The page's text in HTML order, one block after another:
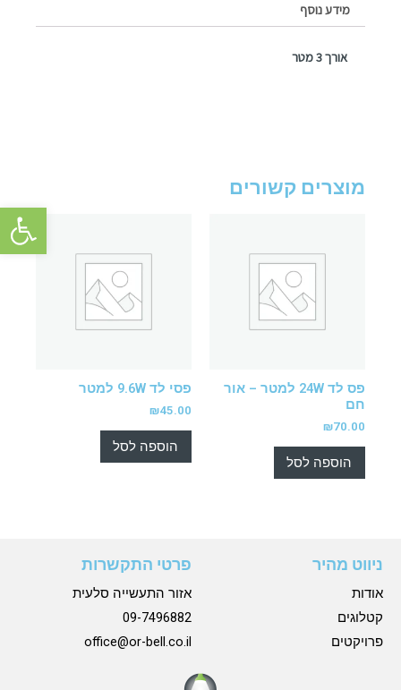
פתח
מידע נוסף
אורך 3 מטר
מוצרים קשורים
פס לד 24W למטר – אור
חם
₪70.00
הוספה לסל
פסי לד 9.6W למטר
₪45.00
הוספה לסל
ניווט מהיר
אודות
קטלוגים
פרויקטים
פרטי התקשרות
אזור התעשייה סלעית
09-7496882
office@or-bell.co.il